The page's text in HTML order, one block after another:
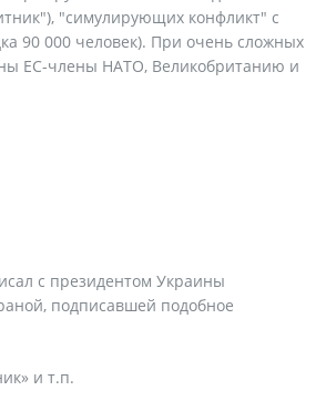
"симулирующих конфликт" с
90 000 человек). При очень сложных
ЕС-члены НАТО, Великобританию и
с президентом Украины
подписавшей подобное
и т.п.